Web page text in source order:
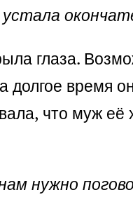
глаза.
долгое время
что муж её
нужно